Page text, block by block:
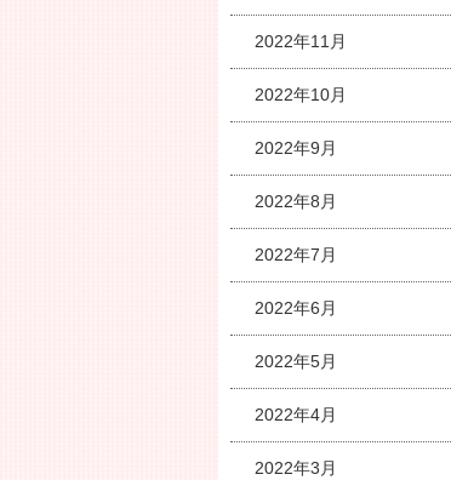
2022年11月
2022年10月
2022年9月
2022年8月
2022年7月
2022年6月
2022年5月
2022年4月
2022年3月